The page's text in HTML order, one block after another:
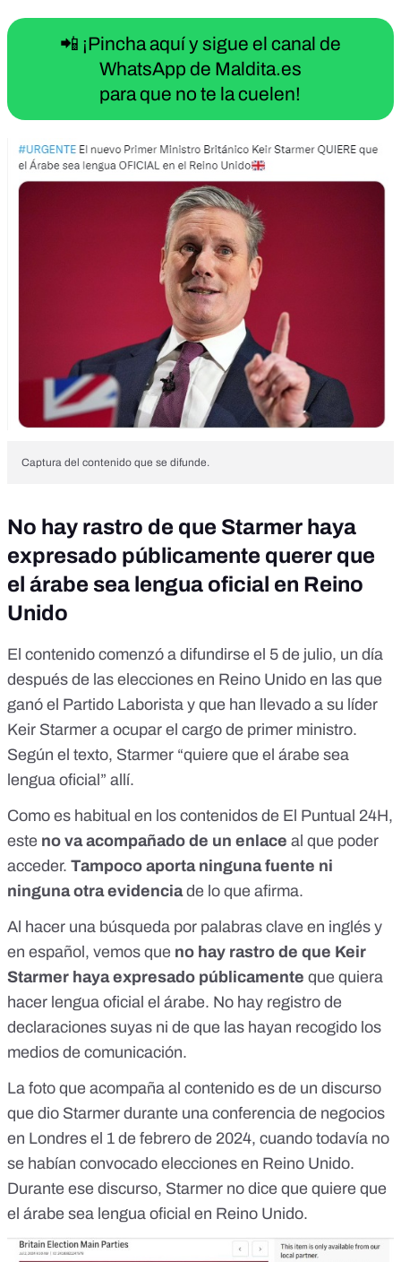
📲 ¡Pincha aquí y sigue el canal de
WhatsApp de Maldita.es
para que no te la cuelen!
Captura del contenido que se difunde.
No hay rastro de que Starmer haya
expresado públicamente querer que
el árabe sea lengua oficial en Reino
Unido
El contenido comenzó a difundirse el 5 de julio, un día
después de las elecciones en Reino Unido en las que
ganó el Partido Laborista y que han llevado a su líder
Keir Starmer a ocupar el cargo de primer ministro.
Según el texto, Starmer “quiere que el árabe sea
lengua oficial” allí.
Como es habitual en los contenidos de El Puntual 24H,
este no va acompañado de un enlace al que poder
acceder. Tampoco aporta ninguna fuente ni
ninguna otra evidenciade lo que afirma.
Al hacer una búsqueda por palabras clave en inglés y
en español, vemos que no hay rastro de que Keir
Starmer haya expresado públicamente que quiera
hacer lengua oficial el árabe. No hay registro de
declaraciones suyas ni de que las hayan recogido los
medios de comunicación.
La foto que acompaña al contenido es de un discurso
que dio Starmer durante una conferencia de negocios
en Londres el 1 de febrero de 2024, cuando todavía no
se habían convocado elecciones en Reino Unido.
Durante ese discurso, Starmer no dice que quiere que
el árabe sea lengua oficial en Reino Unido.